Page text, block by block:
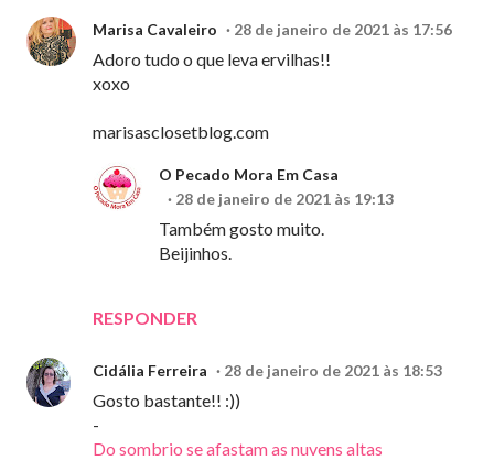
Marisa Cavaleiro 28 de janeiro de 2021 às 17:56
Adoro tudo o que leva ervilhas!!
xoxo
marisasclosetblog.com
RESPONDER
O Pecado Mora Em Casa
28 de janeiro de 2021 às 19:13
Também gosto muito.
Beijinhos.
Cidália Ferreira 28 de janeiro de 2021 às 18:53
Gosto bastante!! :))
-
Do sombrio se afastam as nuvens altas